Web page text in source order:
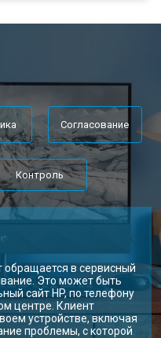
Согласование
Контроль
обращается в сервисный
Это может быть
сайт HP, по телефону
центре. Клиент
устройстве, включая
проблемы, с которой